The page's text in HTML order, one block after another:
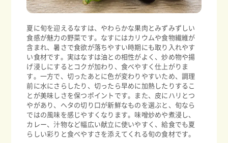
夏に旬を迎えるなすは、やわらかな果肉とみずみずしい
食感が魅力の野菜です。なすにはカリウムや食物繊維が
含まれ、暑さで食欲が落ちやすい時期にも取り入れやす
い食材です。実はなすは油との相性がよく、炒め物や揚
げ浸しにするとコクが加わり、食べやすく仕上がりま
す。一方で、切ったあとに色が変わりやすいため、調理
前に水にさらしたり、切ったら早めに加熱したりするこ
とが美味しさを保つポイントです。また、皮にハリとつ
やがあり、ヘタの切り口が新鮮なものを選ぶと、旬なら
ではの風味を感じやすくなります。味噌炒めや煮浸し、
カレー、汁物など幅広い献立に使いやすく、給食でも夏
らしい彩りと食べやすさを添えてくれる旬の食材です。